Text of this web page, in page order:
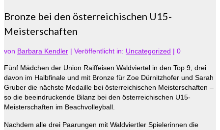
Bronze bei den österreichischen U15-
Meisterschaften
von Barbara Kendler | Veröffentlicht in: Uncategorized | 0
Fünf Mädchen der Union Raiffeisen Waldviertel in den Top 9, drei
davon im Halbfinale und mit Bronze für Zoe Dürnitzhofer und Sarah
Gruber die nächste Medaille bei österreichischen Meisterschaften –
so die beeindruckende Bilanz bei den österreichischen U15-
Meisterschaften im Beachvolleyball.
Nachdem alle drei Paarungen mit Waldviertler Spielerinnen die